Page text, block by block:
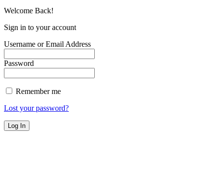
Welcome Back!
Sign in to your account
Username or Email Address
Password
Remember me
Lost your password?